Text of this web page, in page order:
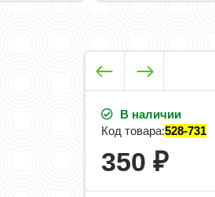
В наличии
Код товара:528-731
350 ₽